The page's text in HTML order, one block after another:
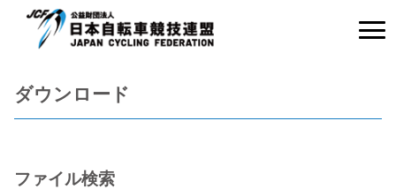
ダウンロード
ファイル検索